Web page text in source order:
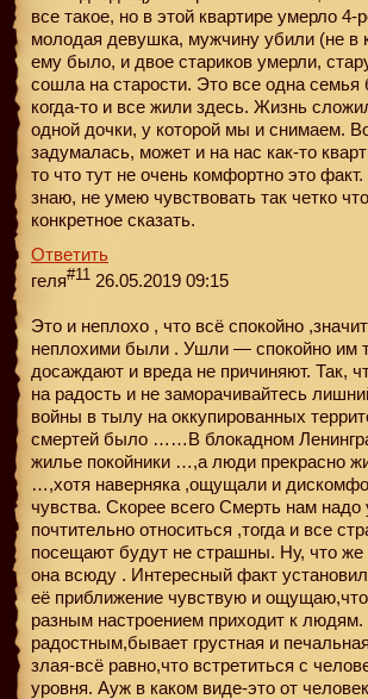
все такое, но в этой квартире умерло
молодая девушка, мужчину убили (не в
ему было, и двое стариков умерли,
сошла на старости. Это все одна
когда-то и все жили здесь. Жизнь
одной дочки, у которой мы и снимаем.
задумалась, может и на нас как-то
то что тут не очень комфортно это
знаю, не умею чувствовать так четко
конкретное сказать.
Ответить
геля#11 26.05.2019 09:15
Это и неплохо , что всё спокойно
неплохими были . Ушли — спокойно им
досаждают и вреда не причиняют. Так,
на радость и не заморачивайтесь
войны в тылу на оккупированных
смертей было ……В блокадном
жилье покойники …,а люди прекрасно
…,хотя наверняка ,ощущали и
чувства. Скорее всего Смерть нам надо
почтительно относиться ,тогда и все
посещают будут не страшны. Ну, что
она всюду . Интересный факт
её приближение чувствую и
разным настроением приходит к
радостным,бывает грустная и
злая-всё равно,что встретиться с
уровня. Ауж в каком виде-это от